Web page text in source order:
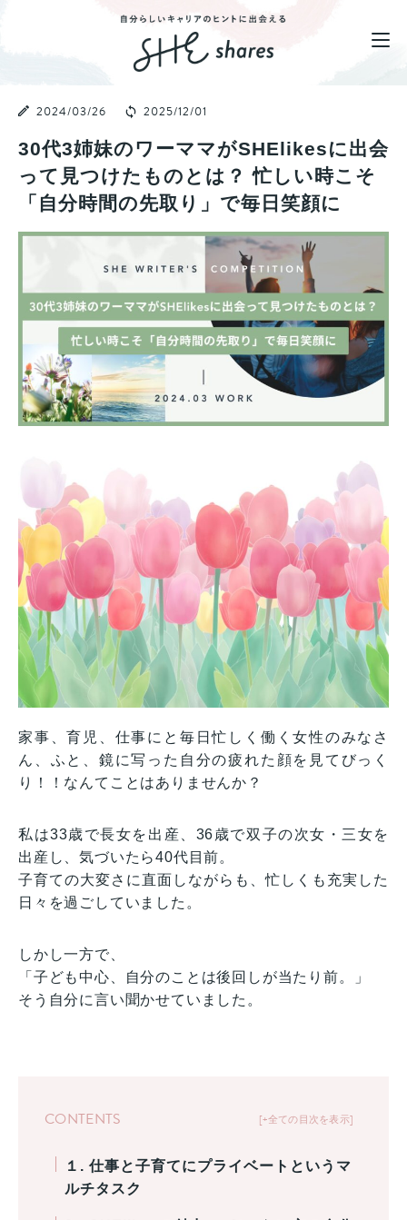
2024/03/26 2025/12/01
30代3姉妹のワーママがSHElikesに出会
って見つけたものとは？ 忙しい時こそ
「自分時間の先取り」で毎日笑顔に
家事、育児、仕事にと毎日忙しく働く女性のみなさ
ん、ふと、鏡に写った自分の疲れた顔を見てびっく
り！！なんてことはありませんか？
私は33歳で長女を出産、36歳で双子の次女・三女を
出産し、気づいたら40代目前。
子育ての大変さに直面しながらも、忙しくも充実した
日々を過ごしていました。
しかし一方で、
「子ども中心、自分のことは後回しが当たり前。」
そう自分に言い聞かせていました。
+全ての目次を表示
CONTENTS
１. 仕事と子育てにプライベートというマ
ルチタスク